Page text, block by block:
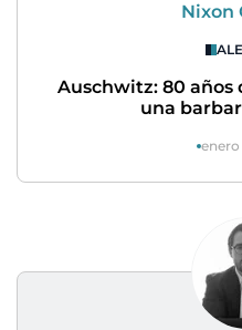
Nixon
Auschwitz: 80 años
una
enero